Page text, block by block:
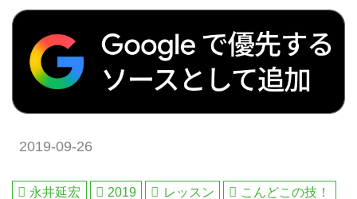
2019-09-26
永井延宏 2019 レッスン
こんどこの技！